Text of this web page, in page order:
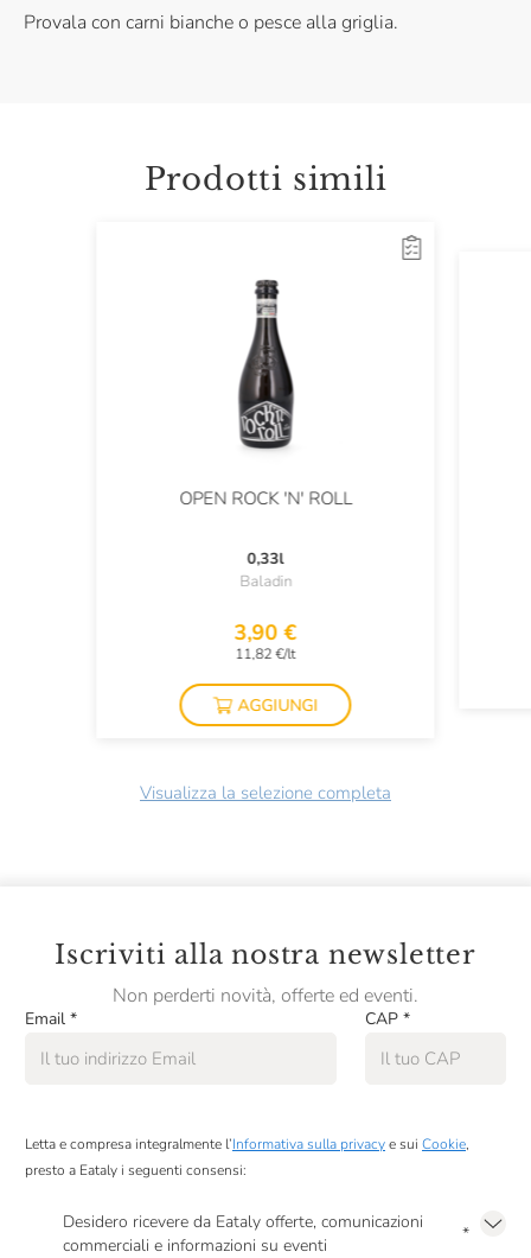
Provala con carni bianche o pesce alla griglia.
Prodotti simili
OPEN ROCK 'N' ROLL
0,33l
Baladin
3,90 €
11,82 €/lt
AGGIUNGI
Visualizza la selezione completa
Iscriviti alla nostra newsletter
Non perderti novità, offerte ed eventi.
Email * CAP *
Letta e compresa integralmente l’Informativa sulla privacye sui Cookie,
presto a Eataly i seguenti consensi:
Desidero ricevere da Eataly offerte, comunicazioni
commerciali e informazioni su eventi
*